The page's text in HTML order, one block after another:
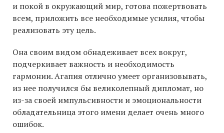
и покой в окружающий мир, готова пожертвовать
всем, приложить все необходимые усилия, чтобы
реализовать эту цель.
Она своим видом обнадеживает всех вокруг,
подчеркивает важность и необходимость
гармонии. Агапия отлично умеет организовывать,
из нее получился бы великолепный дипломат, но
из-за своей импульсивности и эмоциональности
обладательница этого имени делает очень много
ошибок.